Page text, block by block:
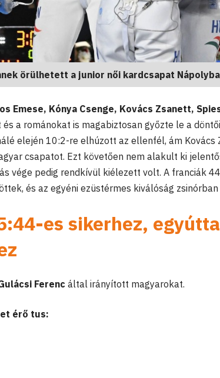
örülhetett a junior női kardcsapat
Emese, Kónya Csenge, Kovács Zsanett,
a románokat is magabiztosan győzte le a
elején 10:2-re elhúzott az ellenfél, ám Kovács
csapatot. Ezt követően nem alakult ki
vége pedig rendkívül kiélezett volt. A franciák
és az egyéni ezüstérmes kiválóság
es sikerhez,
Ferencáltal irányított magyarokat.
érő tus: